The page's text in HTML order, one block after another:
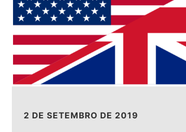
2 DE SETEMBRO DE 2019